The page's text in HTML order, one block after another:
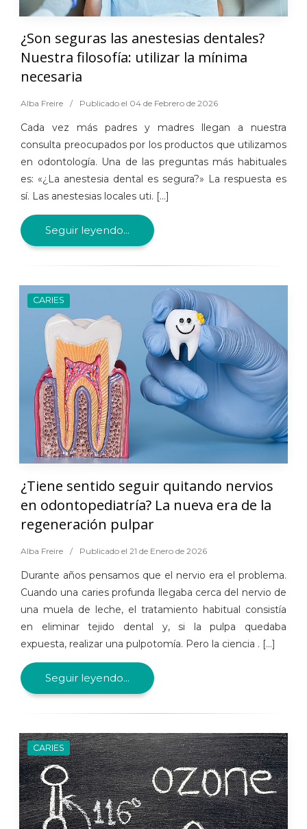
¿Son seguras las anestesias dentales?
Nuestra filosofía: utilizar la mínima
necesaria
Alba Freire / Publicado el 04 de Febrero de 2026
Cada vez más padres y madres llegan a nuestra
consulta preocupados por los productos que utilizamos
en odontología. Una de las preguntas más habituales
es: «¿La anestesia dental es segura?» La respuesta es
sí. Las anestesias locales uti. [...]
Seguir leyendo...
CARIES
¿Tiene sentido seguir quitando nervios
en odontopediatría? La nueva era de la
regeneración pulpar
Alba Freire / Publicado el 21 de Enero de 2026
Durante años pensamos que el nervio era el problema.
Cuando una caries profunda llegaba cerca del nervio de
una muela de leche, el tratamiento habitual consistía
en eliminar tejido dental y, si la pulpa quedaba
expuesta, realizar una pulpotomía. Pero la ciencia . [...]
Seguir leyendo...
CARIES